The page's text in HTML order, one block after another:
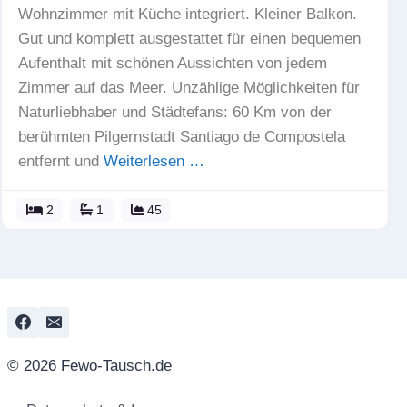
Wohnzimmer mit Küche integriert. Kleiner Balkon.
Gut und komplett ausgestattet für einen bequemen
Aufenthalt mit schönen Aussichten von jedem
Zimmer auf das Meer. Unzählige Möglichkeiten für
Naturliebhaber und Städtefans: 60 Km von der
berühmten Pilgernstadt Santiago de Compostela
entfernt und Weiterlesen …
2 1 45
© 2026 Fewo-Tausch.de